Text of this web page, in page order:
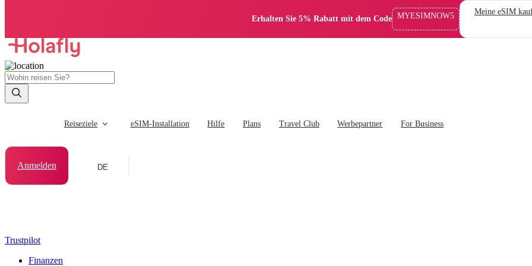
Erhalten Sie 5% Rabatt mit dem Code MYESIMNOW5 Meine eSIM
Reiseziele eSIM-Installation Hilfe Plans Travel Club Werbepartner For Business
Anmelden DE
Trustpilot
Finanzen